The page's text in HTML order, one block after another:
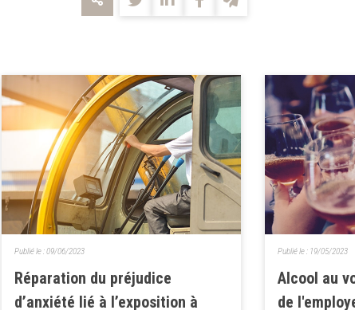
Réparation du préjudice
d’anxiété lié à l’exposition à
Publié le :09/06/2023
Alcool au
de
Publié le : 19/05/2023